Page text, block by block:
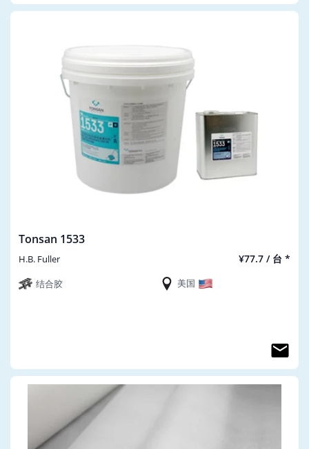
Tonsan 1533
H.B. Fuller ¥77.7 / 台 *
结合胶 美国